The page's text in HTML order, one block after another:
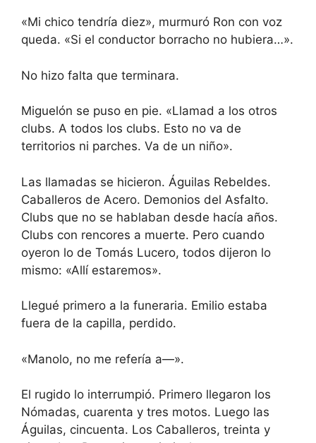
«Mi chico tendría diez», murmuró Ron con voz
queda. «Si el conductor borracho no hubiera…».
No hizo falta que terminara.
Miguelón se puso en pie. «Llamad a los otros
clubs. A todos los clubs. Esto no va de
territorios ni parches. Va de un niño».
Las llamadas se hicieron. Águilas Rebeldes.
Caballeros de Acero. Demonios del Asfalto.
Clubs que no se hablaban desde hacía años.
Clubs con rencores a muerte. Pero cuando
oyeron lo de Tomás Lucero, todos dijeron lo
mismo: «Allí estaremos».
Llegué primero a la funeraria. Emilio estaba
fuera de la capilla, perdido.
«Manolo, no me refería a—».
El rugido lo interrumpió. Primero llegaron los
Nómadas, cuarenta y tres motos. Luego las
Águilas, cincuenta. Los Caballeros, treinta y